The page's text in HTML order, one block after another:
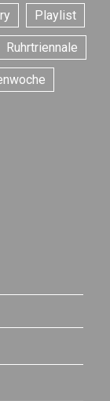
Playlist
Ruhrtriennale